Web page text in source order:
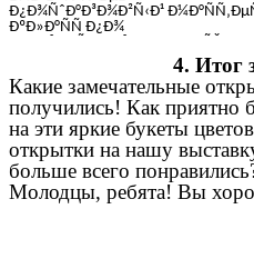
4. Итог
Какие замечательные
получились! Как приятно
на эти яркие букеты
открытки на нашу
больше всего
Молодцы, ребята! Вы